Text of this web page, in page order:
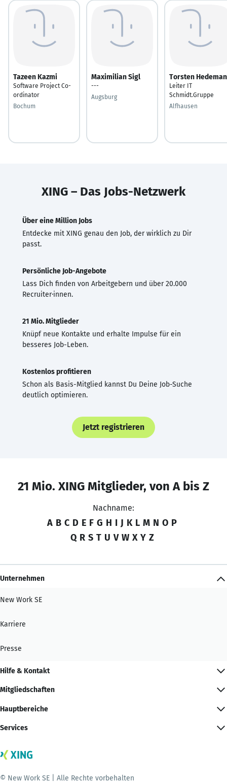
Tazeen Kazmi
Software Project Co-
ordinator
Bochum
Maximilian Sigl
---
Augsburg
Torsten
Leiter IT
Schmidt.Gruppe
Alfhausen
XING – Das Jobs-Netzwerk
Über eine Million Jobs
Entdecke mit XING genau den Job, der wirklich zu Dir
passt.
Persönliche Job-Angebote
Lass Dich finden von Arbeitgebern und über 20.000
Recruiter·innen.
21 Mio. Mitglieder
Knüpf neue Kontakte und erhalte Impulse für ein
besseres Job-Leben.
Kostenlos profitieren
Schon als Basis-Mitglied kannst Du Deine Job-Suche
deutlich optimieren.
Jetzt registrieren
21 Mio. XING Mitglieder, von A bis Z
Nachname:
A B C D E F G H I J K L M N O P
Q R S T U V W X Y Z
Unternehmen
New Work SE
Karriere
Presse
Hilfe & Kontakt
Mitgliedschaften
Hauptbereiche
Services
© New Work SE | Alle Rechte vorbehalten